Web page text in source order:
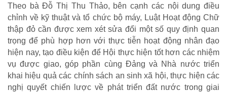
Theo bà Đỗ Thị Thu Thảo, bên cạnh các nội dung điều
chỉnh về kỹ thuật và tổ chức bộ máy, Luật Hoạt động Chữ
thập đỏ cần được xem xét sửa đổi một số quy định quan
trọng để phù hợp hơn với thực tiễn hoạt động nhân đạo
hiện nay, tạo điều kiện để Hội thực hiện tốt hơn các nhiệm
vụ được giao, góp phần cùng Đảng và Nhà nước triển
khai hiệu quả các chính sách an sinh xã hội, thực hiện các
nghị quyết chiến lược về phát triển đất nước trong giai